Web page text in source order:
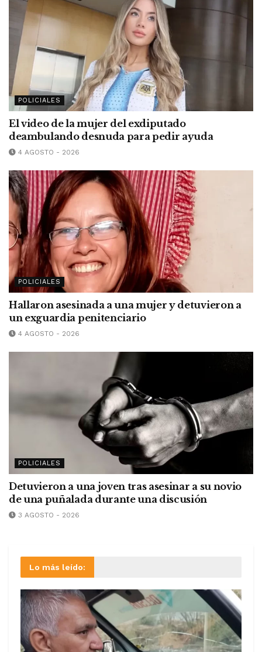
POLICIALES
El video de la mujer del exdiputado
deambulando desnuda para pedir ayuda
4 AGOSTO - 2026
POLICIALES
Hallaron asesinada a una mujer y detuvieron a
un exguardia penitenciario
4 AGOSTO - 2026
POLICIALES
Detuvieron a una joven tras asesinar a su novio
de una puñalada durante una discusión
3 AGOSTO - 2026
Lo más leído: